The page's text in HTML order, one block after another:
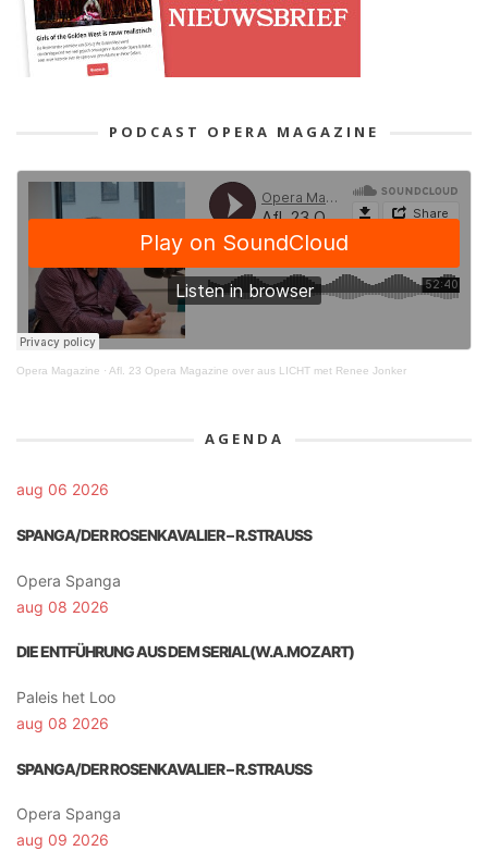
PODCAST OPERA MAGAZINE
Opera Magazine · Afl. 23 Opera Magazine over aus LICHT met Renee Jonker
AGENDA
aug 06 2026
SPANGA/DER ROSENKAVALIER – R.STRAUSS
Opera Spanga
aug 08 2026
DIE ENTFÜHRUNG AUS DEM SERIAL(W.A.MOZART)
Paleis het Loo
aug 08 2026
SPANGA/DER ROSENKAVALIER – R.STRAUSS
Opera Spanga
aug 09 2026